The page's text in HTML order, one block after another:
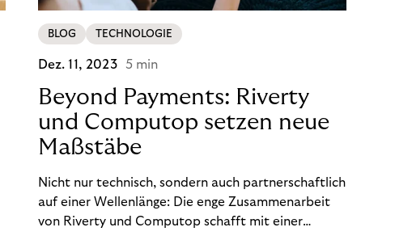
BLOG TECHNOLOGIE
Dez. 11, 2023 5 min
Beyond Payments: Riverty
und Computop setzen neue
Maßstäbe
Nicht nur technisch, sondern auch partnerschaftlich
auf einer Wellenlänge: Die enge Zusammenarbeit
von Riverty und Computop schafft mit einer